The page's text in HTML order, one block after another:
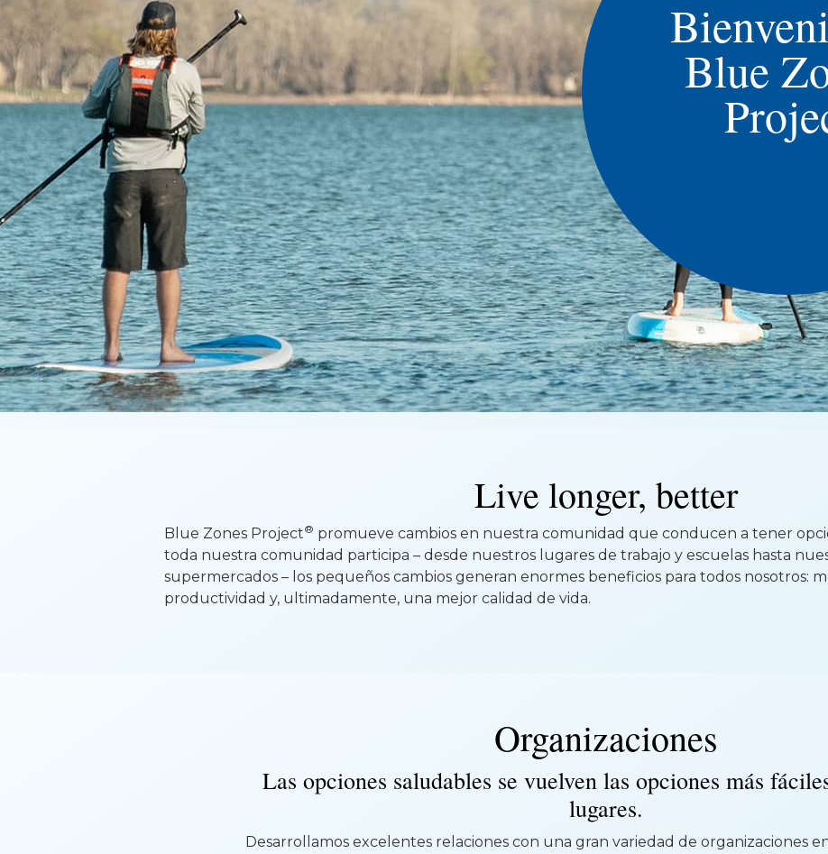
Blue
No Events Found
Live longer, better
Blue Zones Project® promueve cambios en nuestra comunidad que conducen a tener
toda nuestra comunidad participa – desde nuestros lugares de trabajo y escuelas hasta
supermercados – los pequeños cambios generan enormes beneficios para todos nosotros:
productividad y, ultimadamente, una mejor calidad de vida.
Organizaciones
Las opciones saludables se vuelven las opciones más
lugares.
Desarrollamos excelentes relaciones con una gran variedad de organizaciones